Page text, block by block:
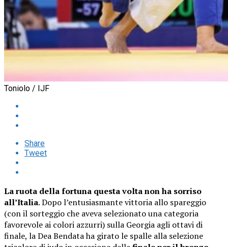
Toniolo / IJF
Share
Tweet
La ruota della fortuna questa volta non ha sorriso
all’Italia. Dopo l’entusiasmante vittoria allo spareggio
(con il sorteggio che aveva selezionato una categoria
favorevole ai colori azzurri) sulla Georgia agli ottavi di
finale, la Dea Bendata ha girato le spalle alla selezione